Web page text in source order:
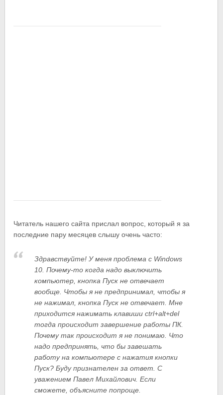
Читатель нашего сайта прислал вопрос, который я за
последние пару месяцев слышу очень часто:
Здравствуйте! У меня проблема с Windows
10. Почему-то когда надо выключить
компьютер, кнопка Пуск не отвечает
вообще. Чтобы я не предпринимал, чтобы я
не нажимал, кнопка Пуск не отвечает. Мне
приходится нажимать клавиши ctrl+alt+del
тогда происходит завершение работы ПК.
Почему так происходит я не понимаю. Что
надо предпринять, что бы завешать
работу на компьютере с нажатия кнопки
Пуск? Буду признателен за ответ. С
уважением Павел Михайлович. Если
сможете, объясните попроще.